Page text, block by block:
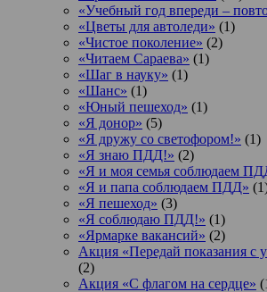
«Учебный год впереди –
«Цветы для автоледи» (1)
«Чистое поколение» (2)
«Читаем Сараева» (1)
«Шаг в науку» (1)
«Шанс» (1)
«Юный пешеход» (1)
«Я донор» (5)
«Я дружу со светофором!» (1)
«Я знаю ПДД!» (2)
«Я и моя семья соблюдаем
«Я и папа соблюдаем ПДД»
«Я пешеход» (3)
«Я соблюдаю ПДД!» (1)
«Ярмарке вакансий» (2)
Акция «Передай показания с
(2)
Акция «С флагом на сердце»